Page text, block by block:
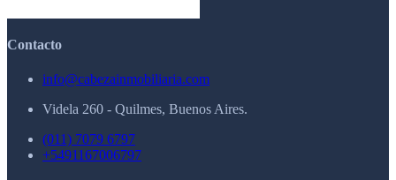
Contacto
info@cabezainmobiliaria.com
Videla 260 - Quilmes, Buenos Aires.
(011) 7079 6797
+5491167006797